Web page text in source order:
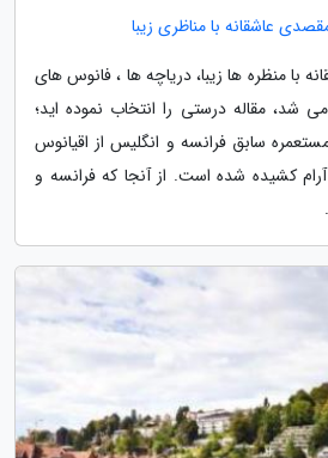
عاشقانه با مناظری زیبا
با منظره ها زیبا، دریاچه ها ، فانوس های
شد، مقاله درستی را انتخاب نموده اید؛
سابق فرانسه و انگلیس از اقیانوس
کشیده شده است. از آنجا که فرانسه و